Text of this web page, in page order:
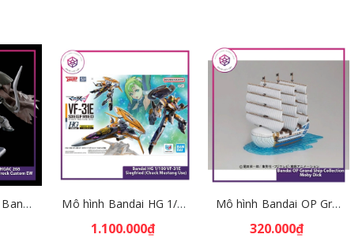
Mô hình Gundam Bandai HGAC 268 Gundam Sandrock Custom EW [GDB] [BHG] Mô hình Bandai HG 1/100 VF-31E Siegfried (Chuck Mustang Use) [GDB] [BHG]
1.100.000₫
Mô hình Bandai OP Grand Ship Collection Moby Dick [GDB] [MKB]
320.000₫